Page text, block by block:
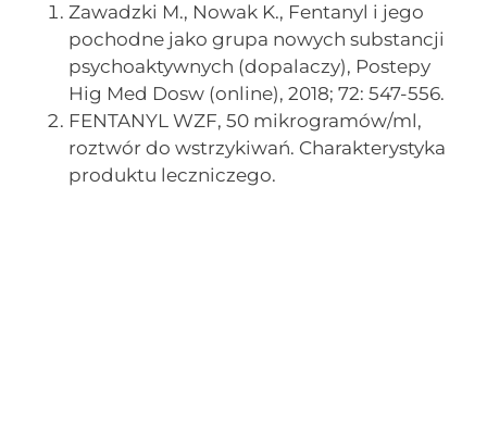
Zawadzki M., Nowak K., Fentanyl i jego
pochodne jako grupa nowych substancji
psychoaktywnych (dopalaczy), Postepy
Hig Med Dosw (online), 2018; 72: 547-556.
FENTANYL WZF, 50 mikrogramów/ml,
roztwór do wstrzykiwań. Charakterystyka
produktu leczniczego.